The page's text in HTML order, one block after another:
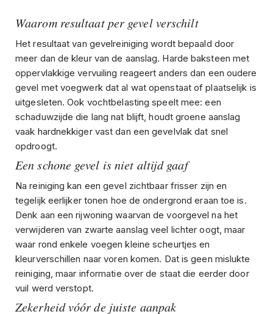
Waarom resultaat per gevel verschilt
Het resultaat van gevelreiniging wordt bepaald door
meer dan de kleur van de aanslag. Harde baksteen met
oppervlakkige vervuiling reageert anders dan een oudere
gevel met voegwerk dat al wat openstaat of plaatselijk is
uitgesleten. Ook vochtbelasting speelt mee: een
schaduwzijde die lang nat blijft, houdt groene aanslag
vaak hardnekkiger vast dan een gevelvlak dat snel
opdroogt.
Een schone gevel is niet altijd gaaf
Na reiniging kan een gevel zichtbaar frisser zijn en
tegelijk eerlijker tonen hoe de ondergrond eraan toe is.
Denk aan een rijwoning waarvan de voorgevel na het
verwijderen van zwarte aanslag veel lichter oogt, maar
waar rond enkele voegen kleine scheurtjes en
kleurverschillen naar voren komen. Dat is geen mislukte
reiniging, maar informatie over de staat die eerder door
vuil werd verstopt.
Zekerheid vóór de juiste aanpak